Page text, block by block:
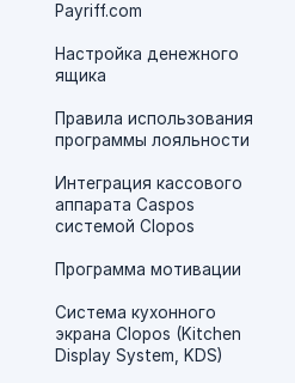
Payriff.com
Настройка денежного
ящика
Правила использования
программы лояльности
Интеграция кассового
аппарата Caspos
системой Clopos
Программа мотивации
Система кухонного
экрана Clopos (Kitchen
Display System, KDS)